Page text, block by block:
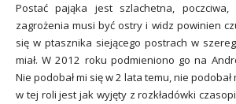
Postać pająka jest szlachetna, poczciwa,
zagrożenia musi być ostry i widz powinien
się w ptasznika siejącego postrach w
miał. W 2012 roku podmieniono go na
Nie podobał mi się w 2 lata temu, nie
w tej roli jest jak wyjęty z rozkładówki